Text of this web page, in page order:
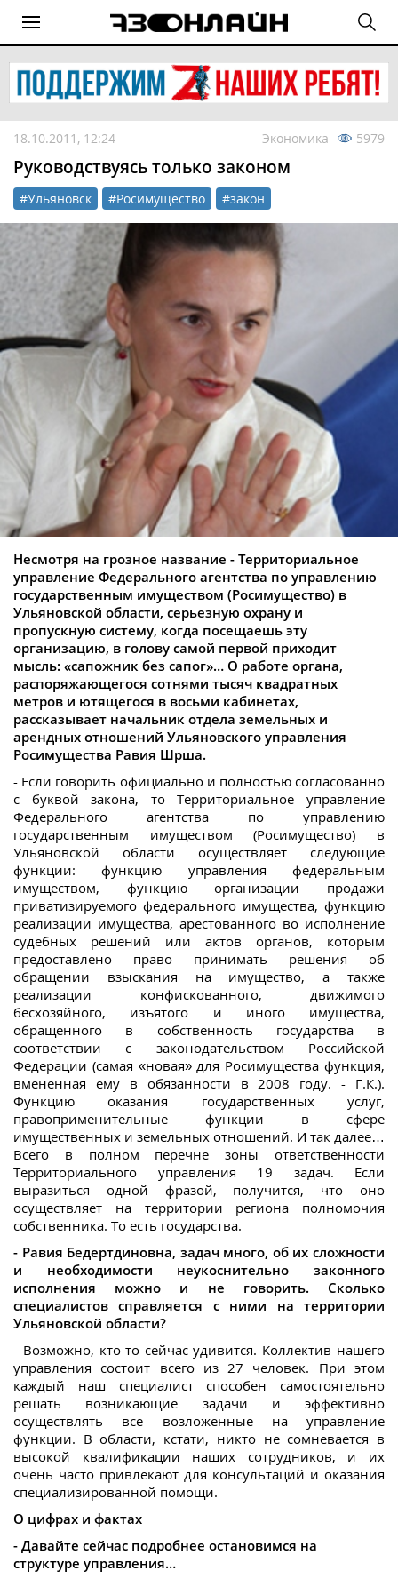
18.10.2011, 12:24 Экономика 5979
Руководствуясь только законом
#Ульяновск #Росимущество #закон
Несмотря на грозное название - Территориальное
управление Федерального агентства по управлению
государственным имуществом (Росимущество) в
Ульяновской области, серьезную охрану и
пропускную систему, когда посещаешь эту
организацию, в голову самой первой приходит
мысль: «сапожник без сапог»… О работе органа,
распоряжающегося сотнями тысяч квадратных
метров и ютящегося в восьми кабинетах,
рассказывает начальник отдела земельных и
арендных отношений Ульяновского управления
Росимущества Равия Шрша.
- Если говорить официально и полностью согласованно
с буквой закона, то Территориальное управление
Федерального агентства по управлению
государственным имуществом (Росимущество) в
Ульяновской области осуществляет следующие
функции: функцию управления федеральным
имуществом, функцию организации продажи
приватизируемого федерального имущества, функцию
реализации имущества, арестованного во исполнение
судебных решений или актов органов, которым
предоставлено право принимать решения об
обращении взыскания на имущество, а также
реализации конфискованного, движимого
бесхозяйного, изъятого и иного имущества,
обращенного в собственность государства в
соответствии с законодательством Российской
Федерации (самая «новая» для Росимущества функция,
вмененная ему в обязанности в 2008 году. - Г.К.).
Функцию оказания государственных услуг,
правоприменительные функции в сфере
имущественных и земельных отношений. И так далее…
Всего в полном перечне зоны ответственности
Территориального управления 19 задач. Если
выразиться одной фразой, получится, что оно
осуществляет на территории региона полномочия
собственника. То есть государства.
- Равия Бедертдиновна, задач много, об их сложности
и необходимости неукоснительно законного
исполнения можно и не говорить. Сколько
специалистов справляется с ними на территории
Ульяновской области?
- Возможно, кто-то сейчас удивится. Коллектив нашего
управления состоит всего из 27 человек. При этом
каждый наш специалист способен самостоятельно
решать возникающие задачи и эффективно
осуществлять все возложенные на управление
функции. В области, кстати, никто не сомневается в
высокой квалификации наших сотрудников, и их
очень часто привлекают для консультаций и оказания
специализированной помощи.
О цифрах и фактах
- Давайте сейчас подробнее остановимся на
структуре управления…